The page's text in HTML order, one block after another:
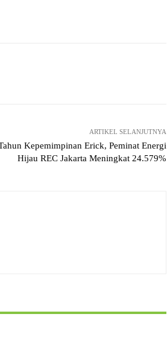
ARTIKEL SELANJUTNYA
Kepemimpinan Erick, Peminat Energi
Hijau REC Jakarta Meningkat 24.579%